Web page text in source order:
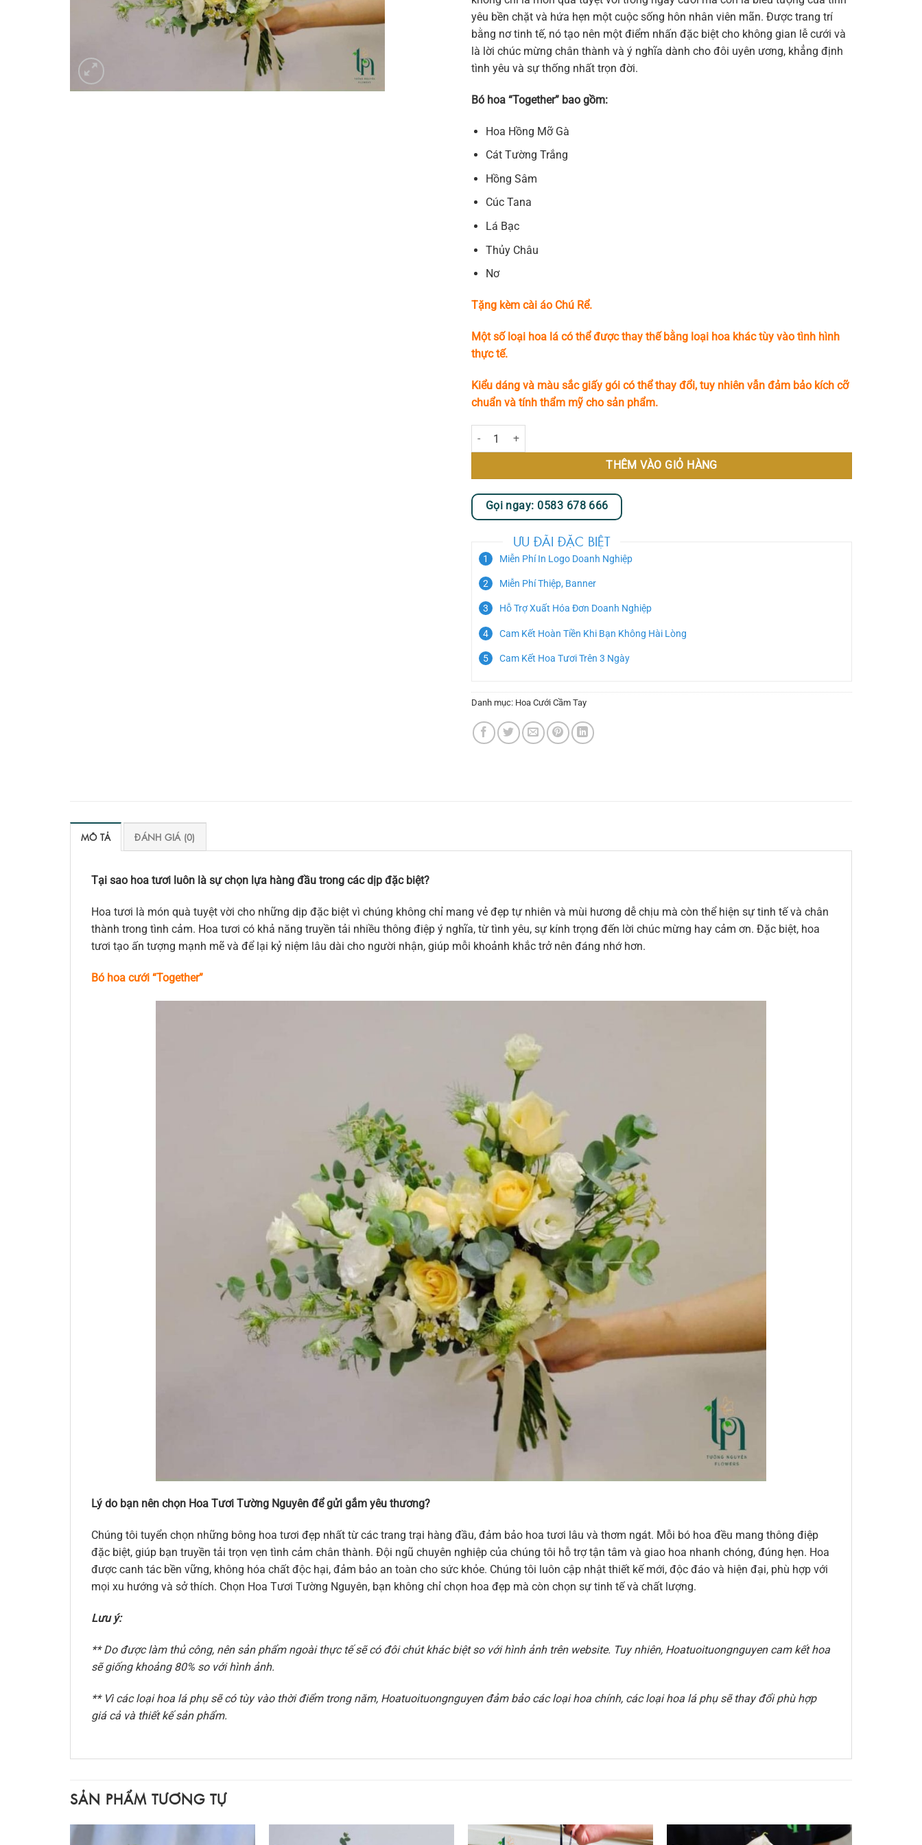
yêu bền chặt và hứa hẹn một cuộc sống hôn nhân viên mãn. Được trang trí
bằng nơ tinh tế, nó tạo nên một điểm nhấn đặc biệt cho không gian lễ cưới và
là lời chúc mừng chân thành và ý nghĩa dành cho đôi uyên ương, khẳng định
tình yêu và sự thống nhất trọn đời.
Bó hoa “Together” bao gồm:
Hoa Hồng Mỡ Gà
Cát Tường Trắng
Hồng Sâm
Cúc Tana
Lá Bạc
Thủy Châu
Nơ
Tặng kèm cài áo Chú Rể.
Một số loại hoa lá có thể được thay thế bằng loại hoa khác tùy vào tình hình
thực tế.
Kiểu dáng và màu sắc giấy gói có thể thay đổi, tuy nhiên vẫn đảm bảo kích cỡ
chuẩn và tính thẩm mỹ cho sản phẩm.
Hoa Cưới - Together số lượng
THÊM VÀO GIỎ HÀNG
Gọi ngay: 0583 678 666
ƯU ĐÃI ĐẶC BIỆT
Miễn Phí In Logo Doanh Nghiệp
Miễn Phí Thiệp, Banner
Hỗ Trợ Xuất Hóa Đơn Doanh Nghiệp
Cam Kết Hoàn Tiền Khi Bạn Không Hài Lòng
Cam Kết Hoa Tươi Trên 3 Ngày
Danh mục: Hoa Cưới Cầm Tay
MÔ TẢ ĐÁNH GIÁ (0)
Tại sao hoa tươi luôn là sự chọn lựa hàng đầu trong các dịp đặc biệt?
Hoa tươi là món quà tuyệt vời cho những dịp đặc biệt vì chúng không chỉ mang vẻ đẹp tự nhiên và mùi hương dễ chịu mà còn thể hiện sự tinh tế và chân
thành trong tình cảm. Hoa tươi có khả năng truyền tải nhiều thông điệp ý nghĩa, từ tình yêu, sự kính trọng đến lời chúc mừng hay cảm ơn. Đặc biệt, hoa
tươi tạo ấn tượng mạnh mẽ và để lại kỷ niệm lâu dài cho người nhận, giúp mỗi khoảnh khắc trở nên đáng nhớ hơn.
Bó hoa cưới “Together”
Lý do bạn nên chọn Hoa Tươi Tường Nguyên để gửi gắm yêu thương?
Chúng tôi tuyển chọn những bông hoa tươi đẹp nhất từ các trang trại hàng đầu, đảm bảo hoa tươi lâu và thơm ngát. Mỗi bó hoa đều mang thông điệp
đặc biệt, giúp bạn truyền tải trọn vẹn tình cảm chân thành. Đội ngũ chuyên nghiệp của chúng tôi hỗ trợ tận tâm và giao hoa nhanh chóng, đúng hẹn. Hoa
được canh tác bền vững, không hóa chất độc hại, đảm bảo an toàn cho sức khỏe. Chúng tôi luôn cập nhật thiết kế mới, độc đáo và hiện đại, phù hợp với
mọi xu hướng và sở thích. Chọn Hoa Tươi Tường Nguyên, bạn không chỉ chọn hoa đẹp mà còn chọn sự tinh tế và chất lượng.
Lưu ý:
** Do được làm thủ công, nên sản phẩm ngoài thực tế sẽ có đôi chút khác biệt so với hình ảnh trên website. Tuy nhiên, Hoatuoituongnguyen cam kết hoa
sẽ giống khoảng 80% so với hình ảnh.
** Vì các loại hoa lá phụ sẽ có tùy vào thời điểm trong năm, Hoatuoituongnguyen đảm bảo các loại hoa chính, các loại hoa lá phụ sẽ thay đổi phù hợp
giá cả và thiết kế sản phẩm.
SẢN PHẨM TƯƠNG TỰ